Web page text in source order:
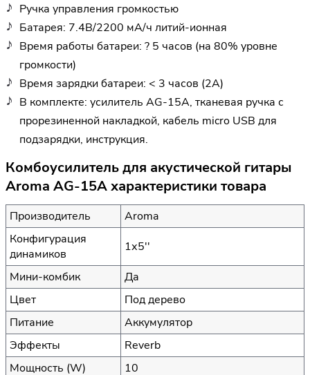
Ручка управления громкостью
Батарея: 7.4В/2200 мА/ч литий-ионная
Время работы батареи: ? 5 часов (на 80% уровне
громкости)
Время зарядки батареи: < 3 часов (2А)
В комплекте: усилитель AG-15A, тканевая ручка с
прорезиненной накладкой, кабель micro USB для
подзарядки, инструкция.
Комбоусилитель для акустической гитары
Aroma AG-15A характеристики товара
Производитель
Aroma
Конфигурация
динамиков
1х5''
Мини-комбик
Да
Цвет
Под дерево
Питание
Аккумулятор
Эффекты
Reverb
Мощность (W)
10